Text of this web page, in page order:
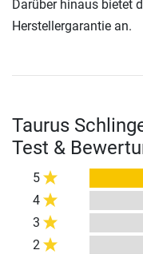
Darüber hinaus bietet
Herstellergarantie an.
Taurus
Test &
5
4
3
2